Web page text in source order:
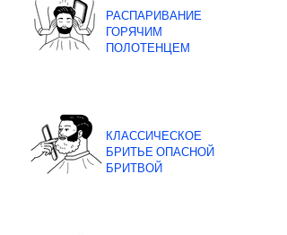
РАСПАРИВАНИЕ
ГОРЯЧИМ
ПОЛОТЕНЦЕМ
КЛАССИЧЕСКОЕ
БРИТЬЕ ОПАСНОЙ
БРИТВОЙ